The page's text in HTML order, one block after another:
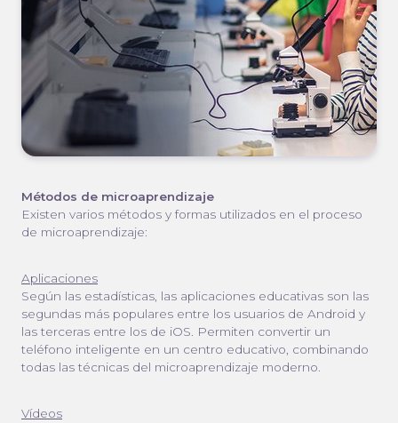
Métodos de microaprendizaje
Existen varios métodos y formas utilizados en el proceso
de microaprendizaje:
Aplicaciones
Según las estadísticas, las aplicaciones educativas son las
segundas más populares entre los usuarios de Android y
las terceras entre los de iOS. Permiten convertir un
teléfono inteligente en un centro educativo, combinando
todas las técnicas del microaprendizaje moderno.
Vídeos